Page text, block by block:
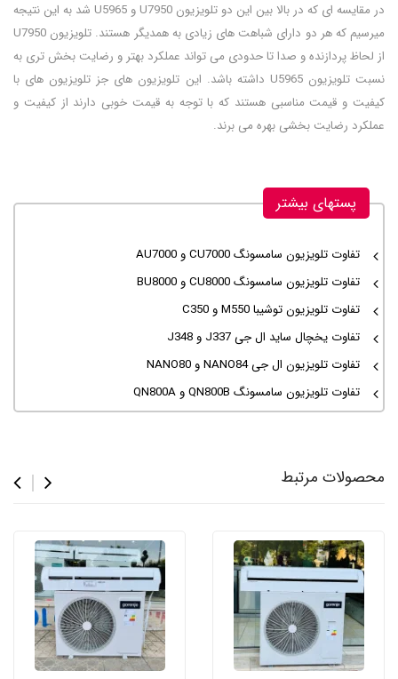
در مقایسه ای که در بالا بین این دو تلویزیون U7950 و U5965 شد به این نتیجه
میرسیم که هر دو دارای شباهت های زیادی به همدیگر هستند. تلویزیون U7950
از لحاظ پردازنده و صدا تا حدودی می تواند عملکرد بهتر و رضایت بخش تری به
نسبت تلویزیون U5965 داشته باشد. این تلویزیون های جز تلویزیون های با
کیفیت و قیمت مناسبی هستند که با توجه به قیمت خوبی دارند از کیفیت و
عملکرد رضایت بخشی بهره می برند.
پستهای بیشتر
تفاوت تلویزیون سامسونگ CU7000 و AU7000
تفاوت تلویزیون سامسونگ CU8000 و BU8000
تفاوت تلویزیون توشیبا M550 و C350
تفاوت یخچال ساید ال جی J337 و J348
تفاوت تلویزیون ال جی NANO84 و NANO80
تفاوت تلویزیون سامسونگ QN800B و QN800A
محصولات مرتبط